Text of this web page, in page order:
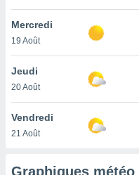
que
et que
Mercredi
19 Août
Jeudi
20 Août
Vendredi
21 Août
Graphiques météo